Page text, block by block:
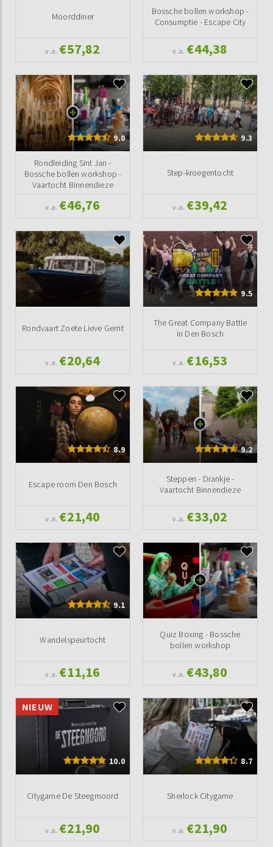
Moorddiner
v.a. €57,82
Bossche bollen workshop -
Consumptie - Escape City
v.a. €44,38
9.0
Rondleiding Sint Jan -
Bossche bollen workshop -
Vaartocht Binnendieze
v.a. €46,76
9.3
Step-kroegentocht
v.a. €39,42
Rondvaart Zoete Lieve Gerrit
v.a. €20,64
9.5
The Great Company Battle
in Den Bosch
v.a. €16,53
8.9
Escape room Den Bosch
v.a. €21,40
9.2
Steppen - Drankje -
Vaartocht Binnendieze
v.a. €33,02
9.1
Wandelspeurtocht
v.a. €11,16
Quiz Boxing - Bossche
bollen workshop
v.a. €43,80
NIEUW
10.0
Citygame De Steegmoord
v.a. €21,90
8.7
Sherlock Citygame
v.a. €21,90